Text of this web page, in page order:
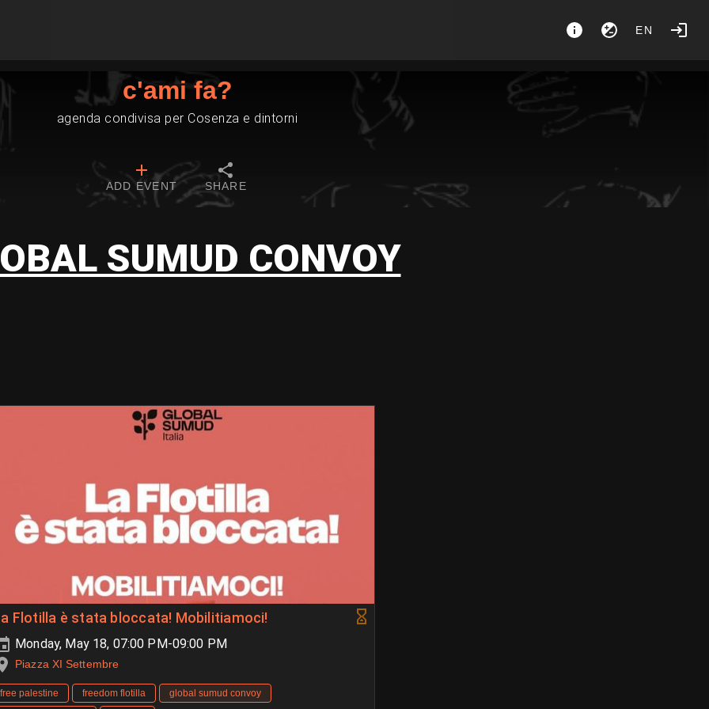
EN
c'ami fa?
agenda condivisa per Cosenza e dintorni
ADD EVENT SHARE
SUMUD CONVOY
Flotilla è stata bloccata! Mobilitiamoci!
Monday, May 18, 07:00 PM-09:00 PM
Piazza XI Settembre
free palestine freedom flotilla global sumud convoy